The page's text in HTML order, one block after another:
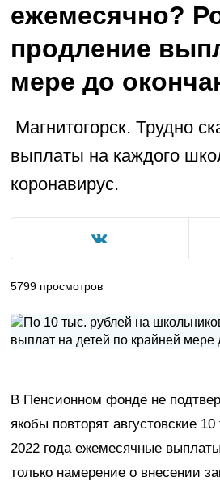
ежемесячно?
продление
мере до
Магнитогорск. Трудно
выплаты на каждого
коронавирус.
5799 просмотров
В Пенсионном фонде не
якобы повторят августовские
2022 года ежемесячные
только намерение о внесении